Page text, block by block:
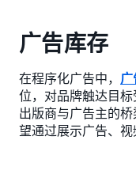
广告库存
在程序化广告中，
位，对品牌触达目
出版商与广告主的
望通过展示广告、视